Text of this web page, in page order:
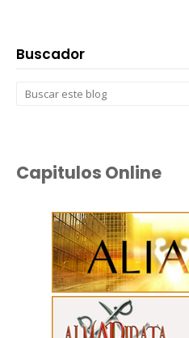
Buscador
Capitulos Online